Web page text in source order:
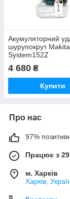
Акумуляторний
шурупокрут Makita
System152Z
4 680 ₴
Купити
Про нас
97%
Працює з
м. Харків
Харків,